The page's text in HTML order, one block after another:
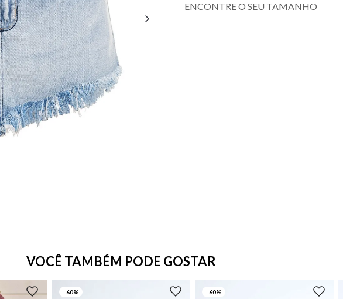
ENCONTRE O SEU TAMANHO
VOCÊ TAMBÉM PODE GOSTAR
-60% -60%